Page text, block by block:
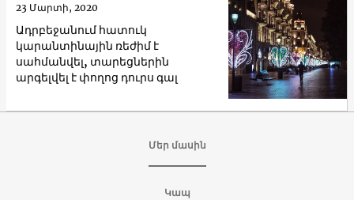
Ադրբեջանում հատուկ
կարանտինային ռեժիմ է
սահմանվել, տարեցներին
արգելվել է փողոց դուրս գալ
23 Մարտի, 2020
Մեր մասին
Կապ